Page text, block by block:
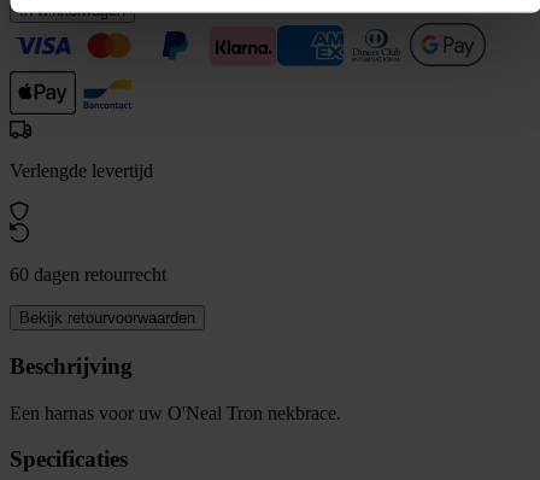
In winkelwagen
Verlengde levertijd
60 dagen retourrecht
Bekijk retourvoorwaarden
Beschrijving
Een harnas voor uw O'Neal Tron nekbrace.
Specificaties